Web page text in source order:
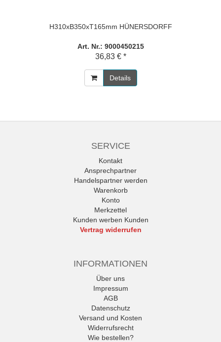
H310xB350xT165mm HÜNERSDORFF
Art. Nr.: 9000450215
36,83 € *
Details
SERVICE
Kontakt
Ansprechpartner
Handelspartner werden
Warenkorb
Konto
Merkzettel
Kunden werben Kunden
Vertrag widerrufen
INFORMATIONEN
Über uns
Impressum
AGB
Datenschutz
Versand und Kosten
Widerrufsrecht
Wie bestellen?